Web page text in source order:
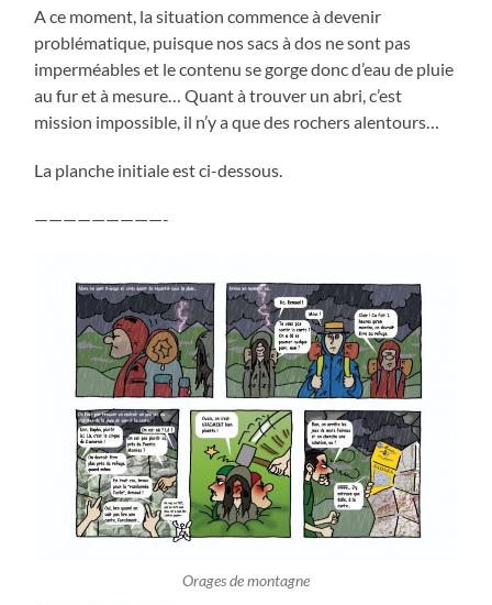
A ce moment, la situation commence à devenir
problématique, puisque nos sacs à dos ne sont pas
imperméables et le contenu se gorge donc d’eau de pluie
au fur et à mesure… Quant à trouver un abri, c’est
mission impossible, il n’y a que des rochers alentours…
La planche initiale est ci-dessous.
—————————-
Orages de montagne